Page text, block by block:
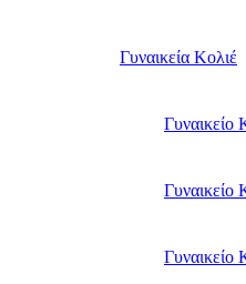
Γυναικεία Κολιέ
Γυναικείο
Γυναικείο